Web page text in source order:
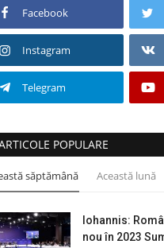
Facebook
Instagram
Telegram
POPULARE
săptămână Această lună
Iohannis:
nou în 2023